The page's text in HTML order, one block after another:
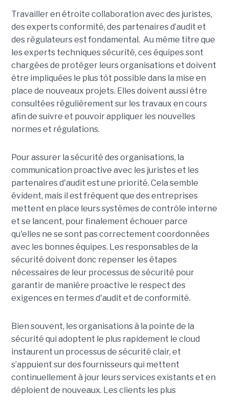
Travailler en étroite collaboration avec des juristes,
des experts conformité, des partenaires d’audit et
des régulateurs est fondamental. Au même titre que
les experts techniques sécurité, ces équipes sont
chargées de protéger leurs organisations et doivent
être impliquées le plus tôt possible dans la mise en
place de nouveaux projets. Elles doivent aussi être
consultées régulièrement sur les travaux en cours
afin de suivre et pouvoir appliquer les nouvelles
normes et régulations.
Pour assurer la sécurité des organisations, la
communication proactive avec les juristes et les
partenaires d'audit est une priorité. Cela semble
évident, mais il est fréquent que des entreprises
mettent en place leurs systèmes de contrôle interne
et se lancent, pour finalement échouer parce
qu'elles ne se sont pas correctement coordonnées
avec les bonnes équipes. Les responsables de la
sécurité doivent donc repenser les étapes
nécessaires de leur processus de sécurité pour
garantir de manière proactive le respect des
exigences en termes d'audit et de conformité.
Bien souvent, les organisations à la pointe de la
sécurité qui adoptent le plus rapidement le cloud
instaurent un processus de sécurité clair, et
s’appuient sur des fournisseurs qui mettent
continuellement à jour leurs services existants et en
déploient de nouveaux. Les clients les plus